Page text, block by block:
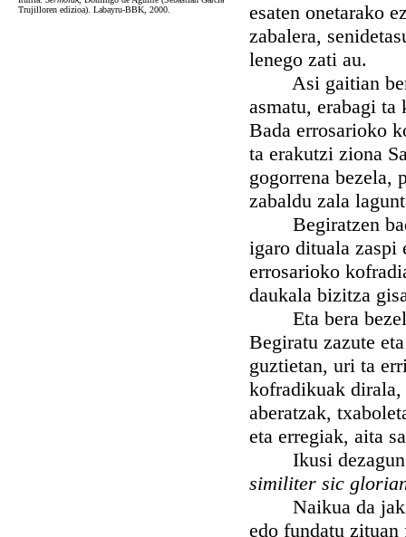
Trujilloren edizioa). Labayru-BBK, 2000.
esaten onetarako
zabalera,
lenego zati au.
Asi gaitian bere
asmatu, erabagi
Bada errosarioko
ta erakutzi ziona
gogorrena bezela,
zabaldu zala
Begiratzen
igaro dituala zaspi
errosarioko
daukala bizitza
Eta bera bezela
Begiratu zazute
guztietan, uri ta
kofradikuak dirala,
aberatzak,
eta erregiak, aita
Ikusi dezagun
similiter sic
Naikua da
edo fundatu